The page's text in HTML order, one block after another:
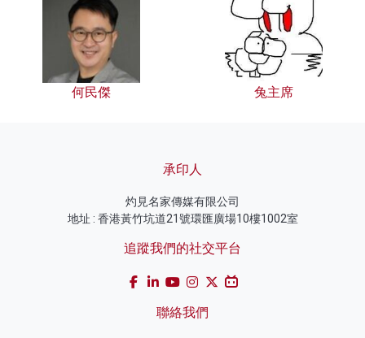
何民傑 兔主席
承印人
灼見名家傳媒有限公司
地址 : 香港黃竹坑道21號環匯廣場10樓1002室
追蹤我們的社交平台
聯絡我們